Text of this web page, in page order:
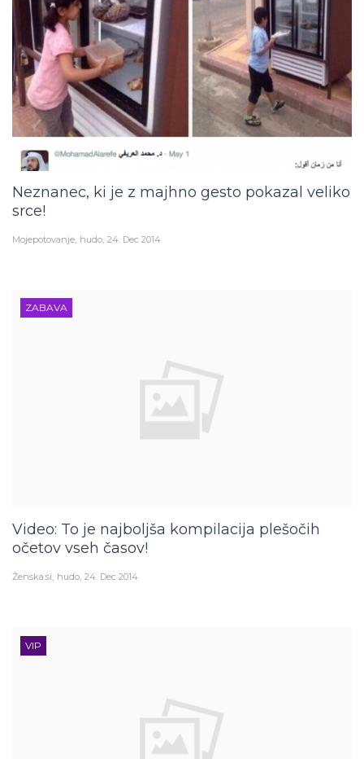
Neznanec, ki je z majhno gesto pokazal veliko
srce!
Mojepotovanje hudo 24. Dec 2014
ZABAVA
Video: To je najboljša kompilacija plešočih
očetov vseh časov!
Ženska.si hudo 24. Dec 2014
VIP